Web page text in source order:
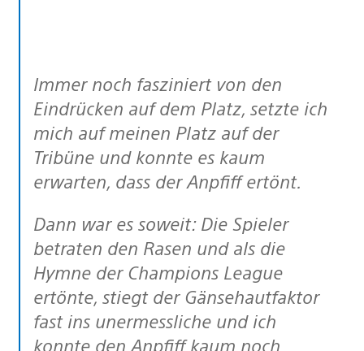
Immer noch fasziniert von den
Eindrücken auf dem Platz, setzte ich
mich auf meinen Platz auf der
Tribüne und konnte es kaum
erwarten, dass der Anpfiff ertönt.
Dann war es soweit: Die Spieler
betraten den Rasen und als die
Hymne der Champions League
ertönte, stiegt der Gänsehautfaktor
fast ins unermessliche und ich
konnte den Anpfiff kaum noch